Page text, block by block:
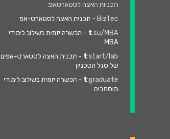
תכניות האצה לסטארטאפ:
BizTec - תכנית האצה לסטארט-אפ
t:su/MBA
- הכשרה יזמית בשילוב לימודי
MBA
t:start/lab
- תכנית האצה לסטארט-אפים
של סגל הטכניון
t:graduate
- הכשרה יזמית בשילוב לימודי
מוסמכים